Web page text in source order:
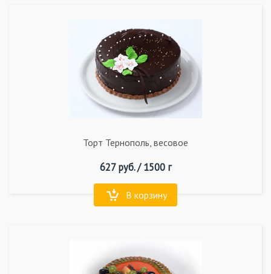
Торт Тернополь, весовое
627руб. /1500 г
В корзину